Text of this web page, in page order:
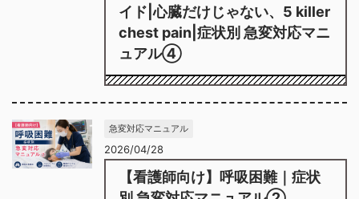
イド|心臓だけじゃない、5 killer
chest pain|症状別 急変対応マニ
ュアル④
急変対応マニュアル
2026/04/28
【看護師向け】呼吸困難｜症状